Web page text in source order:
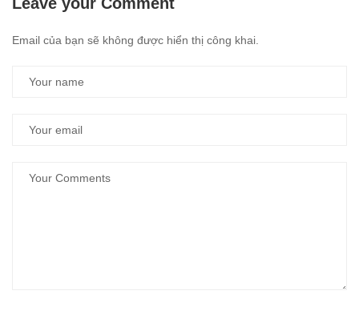
Email của bạn sẽ không được hiển thị công khai.